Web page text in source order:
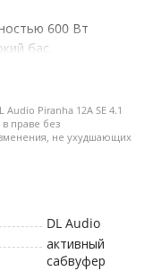
600 Вт
бас.
позволяет
до 200 Гц
частот.
звука.
–
мощность: 600 Вт •
Piranha 12A SE 4.1
праве без
не ухудшающих
DL Audio
активный
сабвуфер